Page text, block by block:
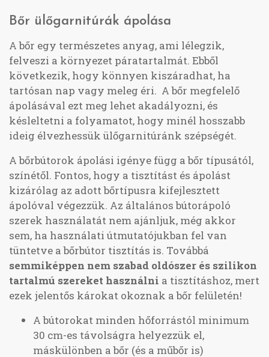
Bőr ülőgarnitúrák ápolása
A bőr egy természetes anyag, ami lélegzik,
felveszi a környezet páratartalmát. Ebből
következik, hogy könnyen kiszáradhat, ha
tartósan nap vagy meleg éri. A bőr megfelelő
ápolásával ezt meg lehet akadályozni, és
késleltetni a folyamatot, hogy minél hosszabb
ideig élvezhessük ülőgarnitúránk szépségét.
A bőrbútorok ápolási igénye függ a bőr típusától,
színétől. Fontos, hogy a tisztítást és ápolást
kizárólag az adott bőrtípusra kifejlesztett
ápolóval végezzük. Az általános bútorápoló
szerek használatát nem ajánljuk, még akkor
sem, ha használati útmutatójukban fel van
tüntetve a bőrbútor tisztítás is. Továbbá
semmiképpen nem szabad oldószer és szilikon
tartalmú szereket használni a tisztításhoz, mert
ezek jelentős károkat okoznak a bőr felületén!
A bútorokat minden hőforrástól minimum
30 cm-es távolságra helyezzük el,
máskülönben a bőr (és a műbőr is)